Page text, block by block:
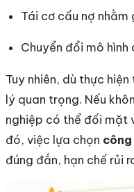
Tái cơ cấu nợ
Chuyển đổi mô
Tuy nhiên, dù thực
lý quan trọng. Nếu
nghiệp có thể đối mặt
đó, việc lựa chọn
đúng đắn, hạn chế rủi